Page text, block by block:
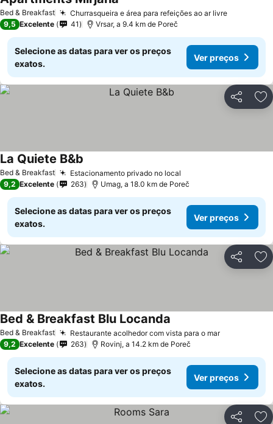
Bed & Breakfast Churrasqueira e área para refeições ao ar livre
9,5 Excelente 41 Vrsar, a 9.4 km de Poreč
Selecione as datas para ver os preços
exatos.
Ver preços
Partilhar
Bed & Breakfast Estacionamento privado no local
La Quiete B&b
9,2 Excelente 263 Umag, a 18.0 km de Poreč
Selecione as datas para ver os preços
exatos.
Ver preços
Partilhar
Bed & Breakfast Restaurante acolhedor com vista para o mar
Bed & Breakfast Blu Locanda
9,2 Excelente 263 Rovinj, a 14.2 km de Poreč
Selecione as datas para ver os preços
exatos.
Ver preços